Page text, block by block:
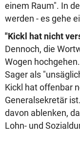
einem Raum". In
werden - es gehe
"Kickl hat nicht
Dennoch, die
Wogen
Sager als
Kickl hat offenbar
Generalsekretär
davon ablenken,
Lohn- und